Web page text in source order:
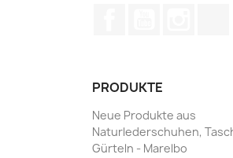
PRODUKTE
Neue Produkte aus
Naturlederschuhen,
Gürteln - Marelbo